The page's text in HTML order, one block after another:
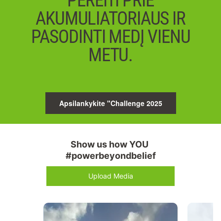
AKUMULIATORIAUS IR
PASODINTI MEDĮ VIENU
METU.
Apsilankykite "Challenge 2025
Show us how YOU
#powerbeyondbelief
Upload Media
Media Carousel
Carousel with product photos. Use the previous and next